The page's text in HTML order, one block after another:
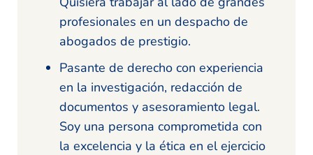
profesionales en un despacho de
abogados de prestigio.
Pasante de derecho con experiencia
en la investigación, redacción de
documentos y asesoramiento legal.
Soy una persona comprometida con
la excelencia y la ética en el ejercicio